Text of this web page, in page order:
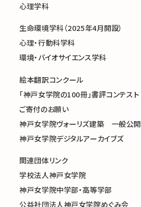
心理学科
生命環境学科（2025年4月開設）
心理・行動科学科
環境・バイオサイエンス学科
絵本翻訳コンクール
「神戸女学院の100冊」書評コンテスト
ご寄付のお願い
神戸女学院ヴォーリズ建築 一般公開
神戸女学院デジタルアーカイブズ
関連団体リンク
学校法人神戸女学院
神戸女学院中学部・高等学部
公益社団法人神戸女学院めぐみ会